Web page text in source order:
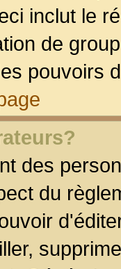
inclut le
de
pouvoirs
des
du